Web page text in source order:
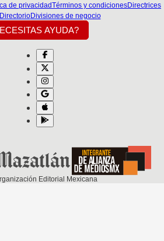
de privacidadTérminos y condicionesDirectrices
Divisiones de negocio
AYUDA?
Editorial Mexicana